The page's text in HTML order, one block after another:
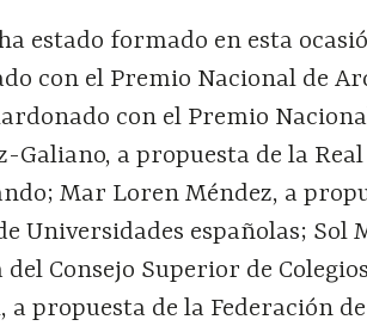
estado formado en esta
con el Premio Nacional de
con el Premio
Galiano, a propuesta de la
Mar Loren Méndez, a
Universidades españolas; Sol
Consejo Superior de
a propuesta de la Federación